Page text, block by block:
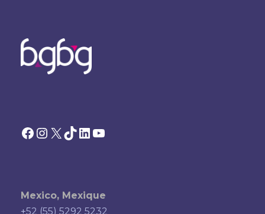
Facebook Instagram X TikTok LinkedIn YouTube
Mexico, Mexique
+52 (55) 5292 5232